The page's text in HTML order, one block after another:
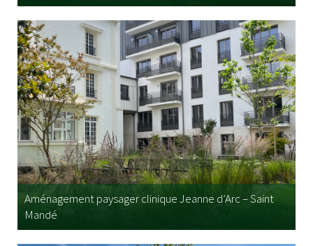
Aménagement paysager clinique Jeanne d’Arc – Saint
Mandé